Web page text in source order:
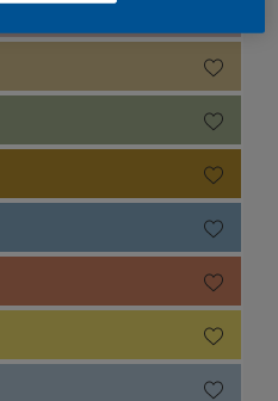
of the Year 2022